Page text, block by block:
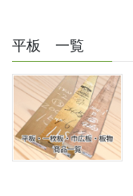
平板 一覧